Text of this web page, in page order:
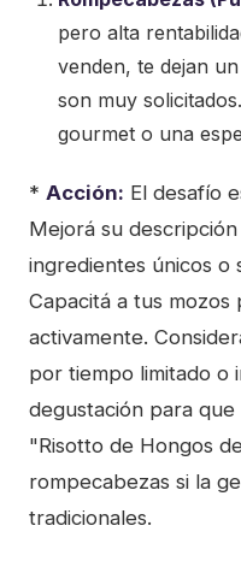
pero alta
venden, te dejan
son muy
gourmet o una
* Acción: El desafío
Mejorá su
ingredientes únicos o
Capacitá a tus
activamente.
por tiempo limitado o
degustación para
"Risotto de Hongos
rompecabezas si la
tradicionales.